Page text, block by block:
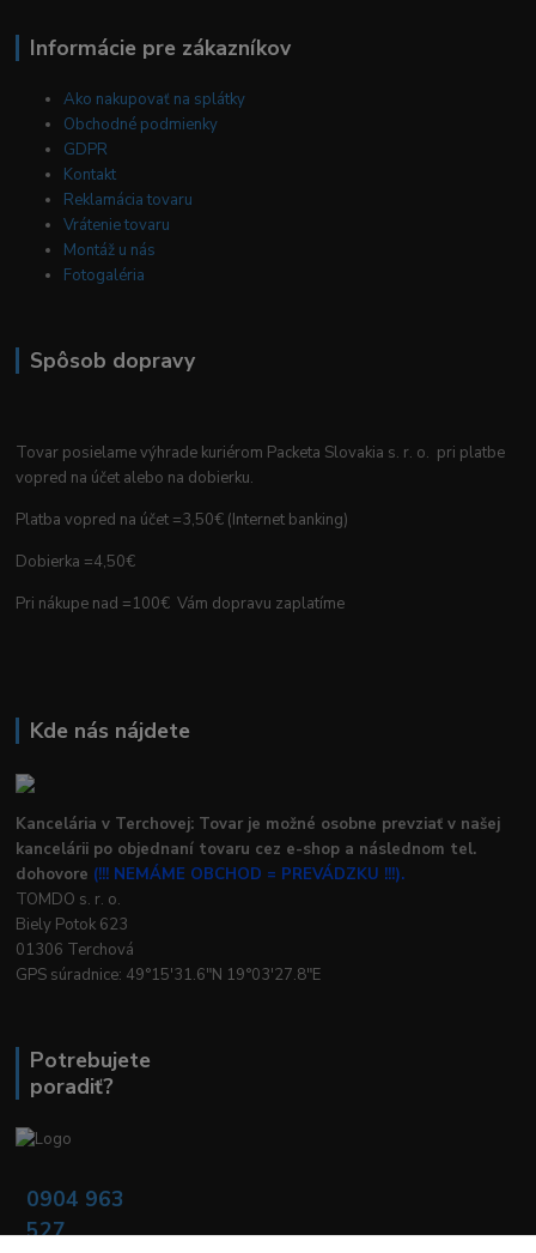
Informácie pre zákazníkov
Ako nakupovať na splátky
Obchodné podmienky
GDPR
Kontakt
Reklamácia tovaru
Vrátenie tovaru
Montáž u nás
Fotogaléria
Spôsob dopravy
Tovar posielame výhrade kuriérom Packeta Slovakia s. r. o. pri platbe
vopred na účet alebo na dobierku.
Platba vopred na účet =3,50€ (Internet banking)
Dobierka =4,50€
Pri nákupe nad =100€ Vám dopravu zaplatíme
Kde nás nájdete
Kancelária v Terchovej: Tovar je možné osobne prevziať v našej
kancelárii po objednaní tovaru cez e-shop a následnom tel.
dohovore (!!! NEMÁME OBCHOD = PREVÁDZKU !!!).
TOMDO s. r. o.
Biely Potok 623
01306 Terchová
GPS súradnice: 49°15'31.6"N 19°03'27.8"E
Potrebujete
poradiť?
0904 963
527